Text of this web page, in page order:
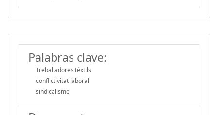
Palabras clave:
Treballadores tèxtils
conflictivitat laboral
sindicalisme